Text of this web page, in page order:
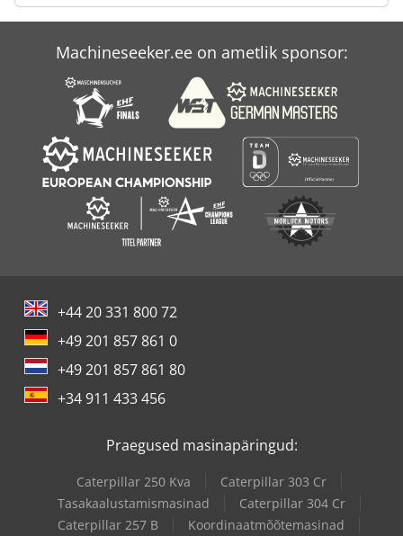
Amada Vipros 255
Amada Vipros 358
Amada Vipros 368
Machineseeker.ee on ametlik sponsor:
+44 20 331 800 72
+49 201 857 861 0
+49 201 857 861 80
+34 911 433 456
Praegused masinapäringud:
Caterpillar 250 Kva
Caterpillar 303 Cr
Tasakaalustamismasinad
Caterpillar 304 Cr
Caterpillar 257 B
Koordinaatmõõtemasinad